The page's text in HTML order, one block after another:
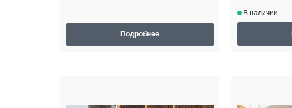
Подробнее
В наличии